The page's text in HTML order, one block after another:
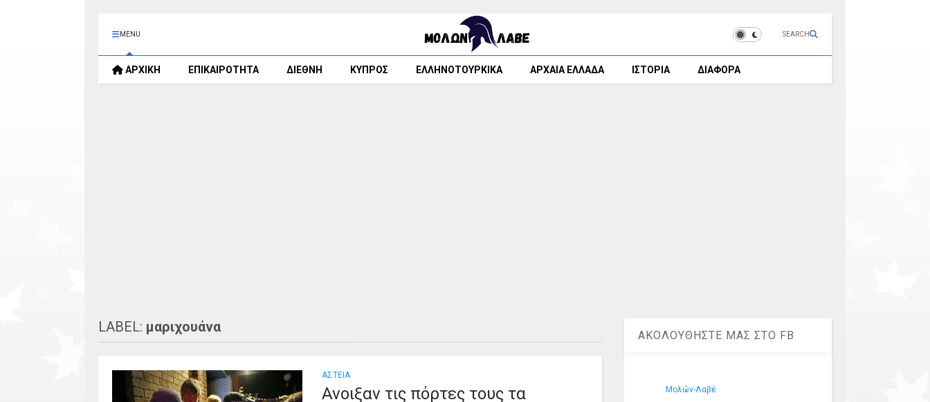
MENU SEARCH
ΑΡΧΙΚΗ ΕΠΙΚΑΙΡΟΤΗΤΑ ΔΙΕΘΝΗ ΚΥΠΡΟΣ ΕΛΛΗΝΟΤΟΥΡΚΙΚΑ ΑΡΧΑΙΑ ΕΛΛΑΔΑ ΙΣΤΟΡΙΑ ΔΙΑΦΟΡΑ
LABEL: μαριχουάνα
ΑΣΤΕΙΑ
Ανοιξαν τις πόρτες τους τα
ΑΚΟΛΟΥΘΗΣΤΕ ΜΑΣ ΣΤΟ FB
Μολών-Λαβέ